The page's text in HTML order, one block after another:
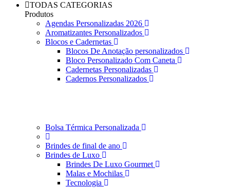
TODAS CATEGORIAS
Produtos
Agendas Personalizadas 2026
Aromatizantes Personalizados
Blocos e Cadernetas
Blocos De Anotação personalizados
Bloco Personalizado Com Caneta
Cadernetas Personalizadas
Cadernos Personalizados
Bolsa Térmica Personalizada
Brindes de final de ano
Brindes de Luxo
Brindes De Luxo Gourmet
Malas e Mochilas
Tecnologia